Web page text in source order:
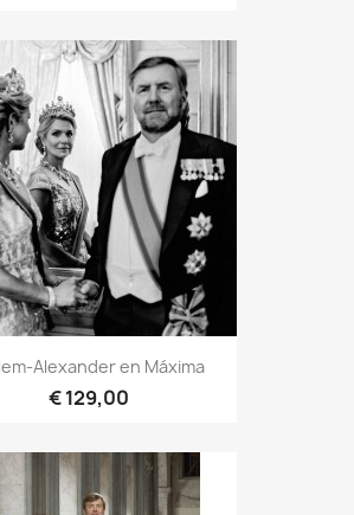
Alexander en Máxima
€ 129,00